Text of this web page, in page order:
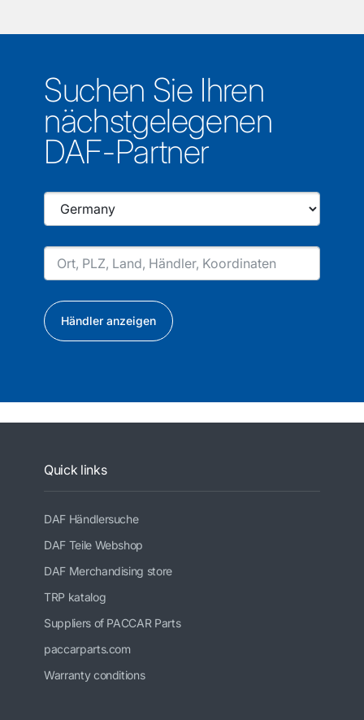
Suchen Sie Ihren
nächstgelegenen
DAF-Partner
Händler anzeigen
Quick links
DAF Händlersuche
DAF Teile Webshop
DAF Merchandising store
TRP katalog
Suppliers of PACCAR Parts
paccarparts.com
Warranty conditions